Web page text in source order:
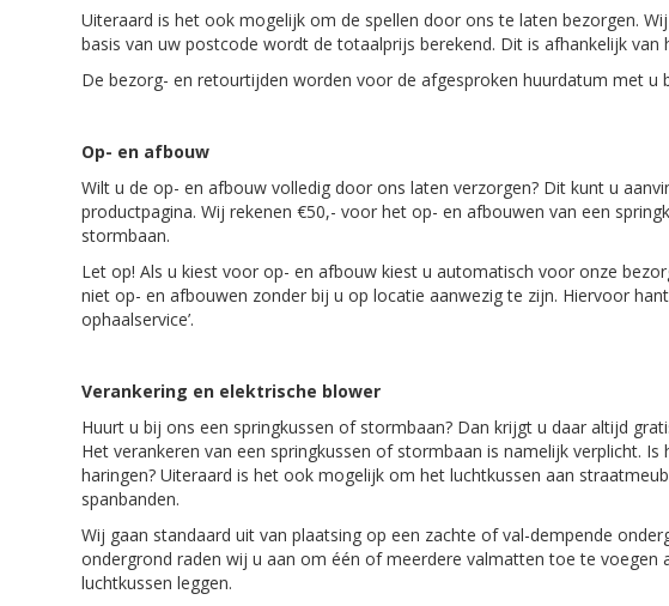
Uiteraard is het ook mogelijk om de spellen door ons te laten bezorgen.
basis van uw postcode wordt de totaalprijs berekend. Dit is afhankelijk
De bezorg- en retourtijden worden voor de afgesproken huurdatum met u
Op- en afbouw
Wilt u de op- en afbouw volledig door ons laten verzorgen? Dit kunt u
productpagina. Wij rekenen €50,- voor het op- en afbouwen van een
stormbaan.
Let op! Als u kiest voor op- en afbouw kiest u automatisch voor onze
niet op- en afbouwen zonder bij u op locatie aanwezig te zijn. Hiervoor
ophaalservice’.
Verankering en elektrische blower
Huurt u bij ons een springkussen of stormbaan? Dan krijgt u daar altijd
Het verankeren van een springkussen of stormbaan is namelijk verplicht.
haringen? Uiteraard is het ook mogelijk om het luchtkussen aan
spanbanden.
Wij gaan standaard uit van plaatsing op een zachte of val-dempende
ondergrond raden wij u aan om één of meerdere valmatten toe te voegen
luchtkussen leggen.